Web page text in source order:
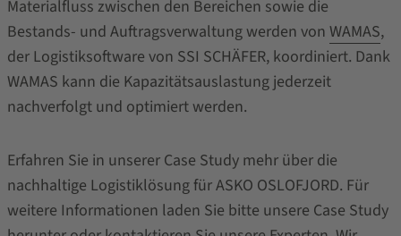
Materialfluss zwischen den Bereichen sowie die
Bestands- und Auftragsverwaltung werden von WAMAS,
der Logistiksoftware von SSI SCHÄFER, koordiniert. Dank
WAMAS kann die Kapazitätsauslastung jederzeit
nachverfolgt und optimiert werden.
Erfahren Sie in unserer Case Study mehr über die
nachhaltige Logistiklösung für ASKO OSLOFJORD. Für
weitere Informationen laden Sie bitte unsere Case Study